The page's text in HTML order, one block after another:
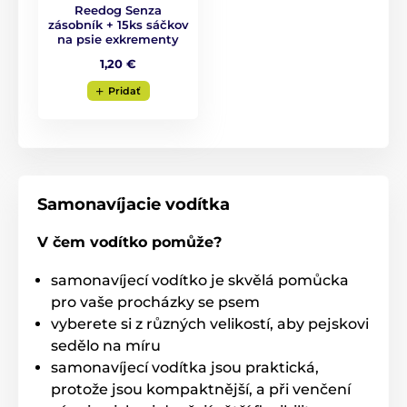
Samonavíjacie vodítko Reedog je
spoľahlivé na každom kroku!
Je jedno, kam sa s chlpáčom vydáte, vodítko Reedog
Senza vám kdekoľvek
zaručí pohodlné a jednoduché
zachádzanie, a tým aj spoľahlivou kontrolu
psa vie, že rýchla reakcia často rozhodne o výsledku
krízovej situácie nie len pri prechádzke.
Jediným stlačením: pohotová kontrola
brzdy
Reedog Senza
zásobník + 15ks sáčkov
na psie exkrementy
1,20 €
Pridať
Samonavíjacie vodítka
V čem vodítko pomůže?
samonavíjecí vodítko je skvělá pomůcka
pro vaše procházky se psem
vyberete si z různých velikostí, aby pejskovi
sedělo na míru
samonavíjecí vodítka jsou praktická,
protože jsou kompaktnější, a při venčení